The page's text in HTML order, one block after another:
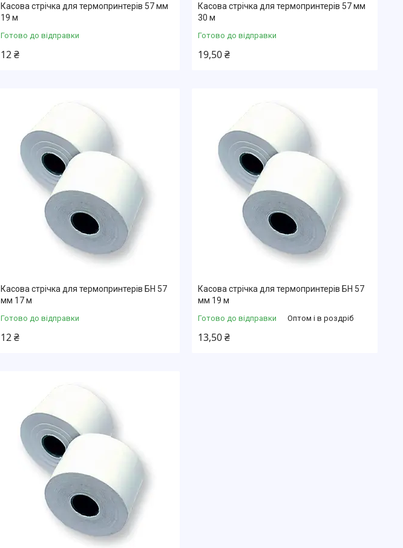
Касова стрічка для термопринтерів 57 мм
19 м
Готово до відправки
12 ₴
Касова стрічка для термопринтерів 57 мм
30 м
Готово до відправки
19,50 ₴
Касова стрічка для термопринтерів БН 57
мм 17 м
Готово до відправки
12 ₴
Касова стрічка для термопринтерів БН 57
мм 19 м
Готово до відправки Оптом і в роздріб
13,50 ₴